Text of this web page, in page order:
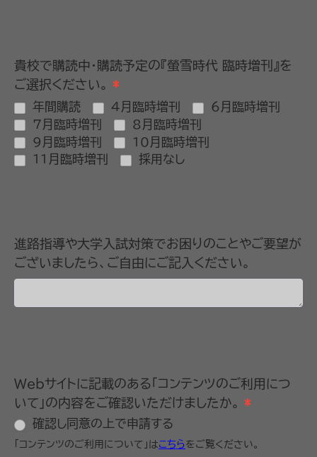
貴校で購読中・購読予定の『螢雪時代 臨時増刊』を
ご選択ください。 *
年間購読 4月臨時増刊
6月臨時増刊
7月臨時増刊
8月臨時増刊
9月臨時増刊
10月臨時増刊
11月臨時増刊
採用なし
進路指導や大学入試対策でお困りのことやご要望が
ございましたら、ご自由にご記入ください。
Webサイトに記載のある「コンテンツのご利用につ
いて」の内容をご確認いただけましたか。 *
確認し同意の上で申請する
「コンテンツのご利用について」はこちらをご覧ください。